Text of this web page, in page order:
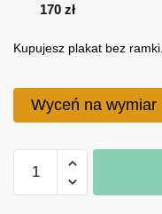
170 zł
Kupujesz plakat bez ramki.
Wyceń na wymiar
Plakat